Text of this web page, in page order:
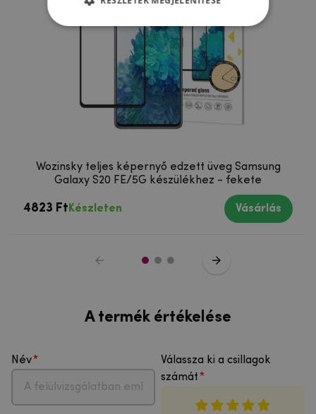
Wozinsky teljes képernyő edzett üveg Samsung
Galaxy S20 FE/5G készülékhez - fekete
4823 Ft Készleten Vásárlás
A termék értékelése
Név
Válassza ki a csillagok
számát